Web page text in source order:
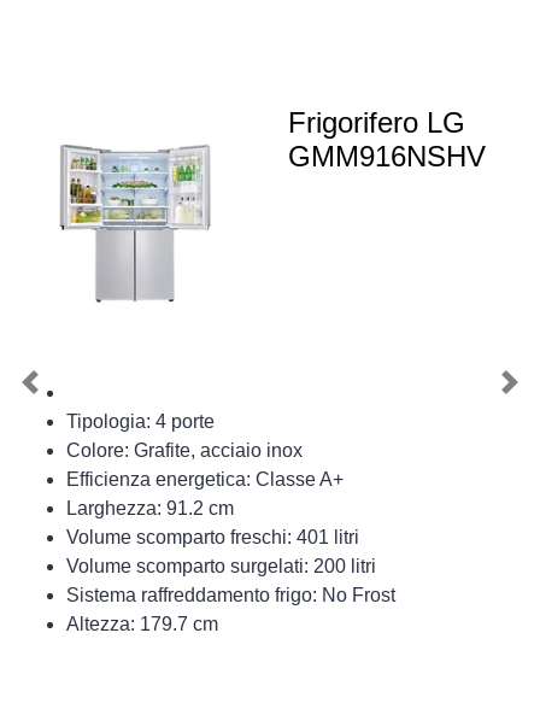
Frigorifero LG
GMM916NSHV
Tipologia: 4 porte
Colore: Grafite, acciaio inox
Efficienza energetica: Classe A+
Larghezza: 91.2 cm
Volume scomparto freschi: 401 litri
Volume scomparto surgelati: 200 litri
Sistema raffreddamento frigo: No Frost
Altezza: 179.7 cm
Previous